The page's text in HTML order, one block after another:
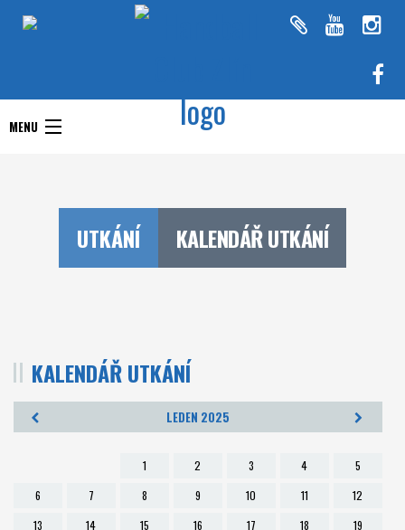
RHC Handball Club
MENU
Doprastav liga ženy
Chance Extraliga
O klubu
Partneři
UTKÁNÍ KALENDÁŘ UTKÁNÍ
KALENDÁŘ UTKÁNÍ
LEDEN 2025
1 2 3 4
5
6
7 8 9 10 11
12
13
14 15 16 17 18
19